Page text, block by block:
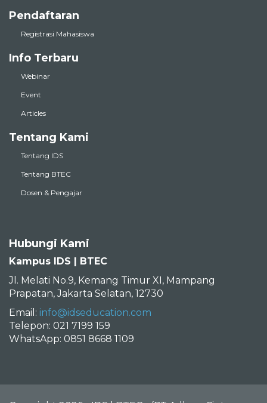
Pendaftaran
Registrasi Mahasiswa
Info Terbaru
Webinar
Event
Articles
Tentang Kami
Tentang IDS
Tentang BTEC
Dosen & Pengajar
Hubungi Kami
Kampus IDS | BTEC
Jl. Melati No.9, Kemang Timur XI, Mampang
Prapatan, Jakarta Selatan, 12730
Email: info@idseducation.com
Telepon: 021 7199 159
WhatsApp: 0851 8668 1109